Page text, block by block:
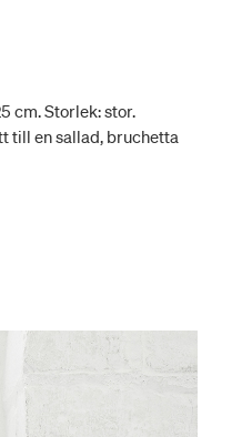
cm. Storlek: stor.
till en sallad, bruchetta